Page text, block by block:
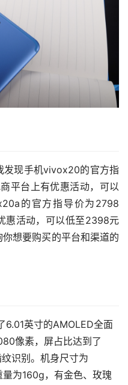
发现手机vivox20的官方指
平台上有优惠活动，可以
的官方指导价为2798
惠活动，可以低至2398元
想要购买的平台和渠道的
6.01英寸的AMOLED全面
像素，屏占比达到了
识别。机身尺寸为
为160g，有金色、玫瑰